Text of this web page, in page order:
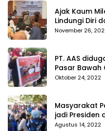
Ajak Kaum
Lindungi Diri
November 26,
PT. AAS
Pasar Bawah
Pekanbaru
Oktober 24, 2022
Masyarakat
jadi Presiden
Partai
Agustus 14, 2022